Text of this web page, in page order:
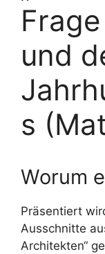
und
s
Worum
Präsentiert
Ausschnitte
Architekten“